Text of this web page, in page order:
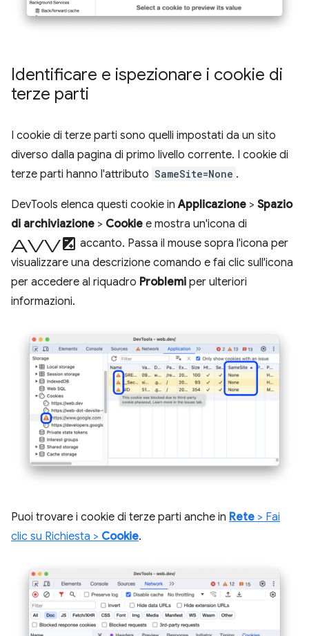
Identificare e ispezionare i cookie di
terze parti
I cookie di terze parti sono quelli impostati da un sito
diverso dalla pagina di primo livello corrente. I cookie di
terze parti hanno l'attributo SameSite=None .
DevTools elenca questi cookie inApplicazione > Spazio
di archiviazione > Cookie e mostra un'icona di
avviso accanto. Passa il mouse sopra l'icona per
visualizzare una descrizione comando e fai clic sull'icona
per accedere al riquadro Problemi per ulteriori
informazioni.
Puoi trovare i cookie di terze parti anche in Rete > Fai
clic su Richiesta > Cookie.